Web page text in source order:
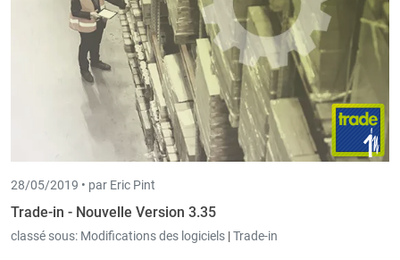
28/05/2019 • par Eric Pint
Trade-in - Nouvelle Version 3.35
classé sous: Modifications des logiciels |Trade-in